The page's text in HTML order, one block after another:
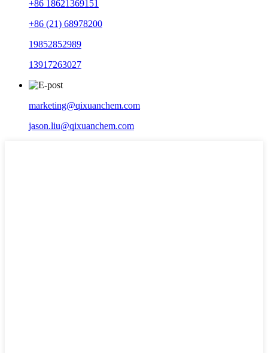
+86 18621369151
+86 (21) 68978200
19852852989
13917263027
marketing@qixuanchem.com
jason.liu@qixuanchem.com